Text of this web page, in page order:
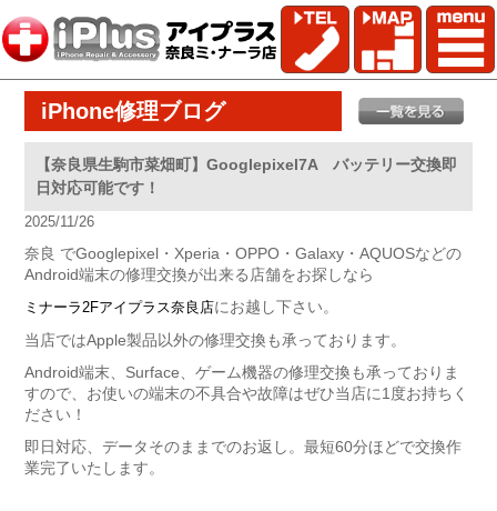
iPhone修理ブログ
【奈良県生駒市菜畑町】Googlepixel7A バッテリー交換即
日対応可能です！
2025/11/26
奈良 でGooglepixel・Xperia・OPPO・Galaxy・AQUOSなどの
Android端末の修理交換が出来る店舗をお探しなら
ミナーラ2Fアイプラス奈良店にお越し下さい。
当店ではApple製品以外の修理交換も承っております。
Android端末、Surface、ゲーム機器の修理交換も承っておりま
すので、お使いの端末の不具合や故障はぜひ当店に1度お持ちく
ださい！
即日対応、データそのままでのお返し。最短60分ほどで交換作
業完了いたします。